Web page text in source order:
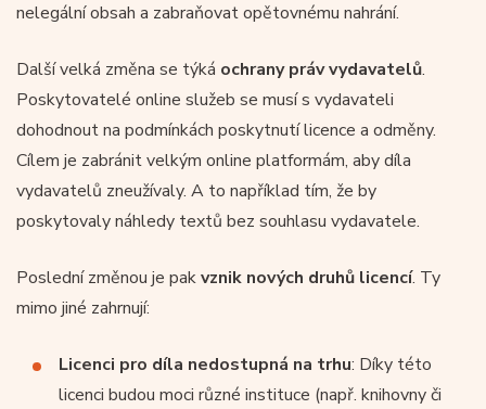
nelegální obsah a zabraňovat opětovnému nahrání.
Další velká změna se týká ochrany práv vydavatelů.
Poskytovatelé online služeb se musí s vydavateli
dohodnout na podmínkách poskytnutí licence a odměny.
Cílem je zabránit velkým online platformám, aby díla
vydavatelů zneužívaly. A to například tím, že by
poskytovaly náhledy textů bez souhlasu vydavatele.
Poslední změnou je pakvznik nových druhů licencí. Ty
mimo jiné zahrnují:
Licenci pro díla nedostupná na trhu: Díky této
licenci budou moci různé instituce (např. knihovny či